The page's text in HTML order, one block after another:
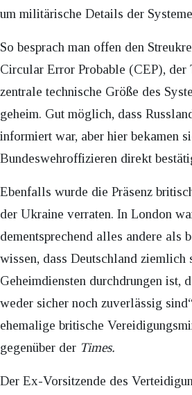
um militärische Details der
So besprach man offen den
Circular Error Probable (CEP), der
zentrale technische Größe des
geheim. Gut möglich, dass
informiert war, aber hier bekamen
Bundeswehroffizieren direkt
Ebenfalls wurde die Präsenz
der Ukraine verraten. In London
dementsprechend alles andere als
wissen, dass Deutschland ziemlich
Geheimdiensten durchdrungen ist,
weder sicher noch zuverlässig
ehemalige britische
gegenüber der Times.
Der Ex-Vorsitzende des